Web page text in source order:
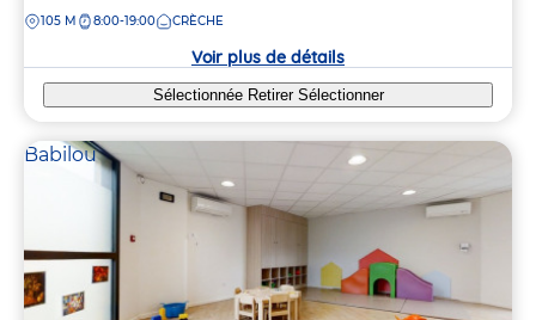
la
DISTANCE
105 M 8:00-19:00 CRÈCHE
Voir plus de détails
Sélectionnée Retirer Sélectionner
Babilou